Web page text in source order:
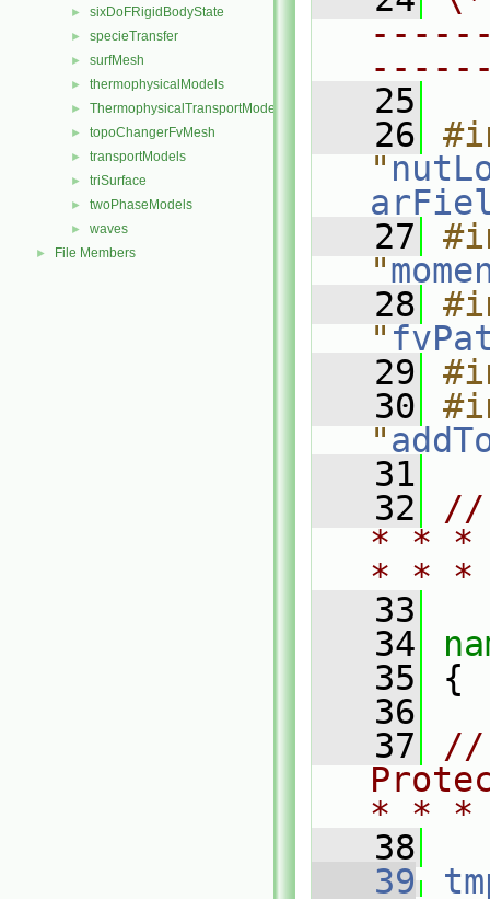
► sixDoFRigidBodyState
► specieTransfer
► surfMesh
► thermophysicalModels
► ThermophysicalTransportModels
► topoChangerFvMesh
► transportModels
► triSurface
► twoPhaseModels
► waves
► File Members
   25
   26
"
   27
"
   28
"
   29
   30
"
   31
   32
//
* * *
* *
   33
   34
   35
{
   36
   37
//
* * *
   38
   39